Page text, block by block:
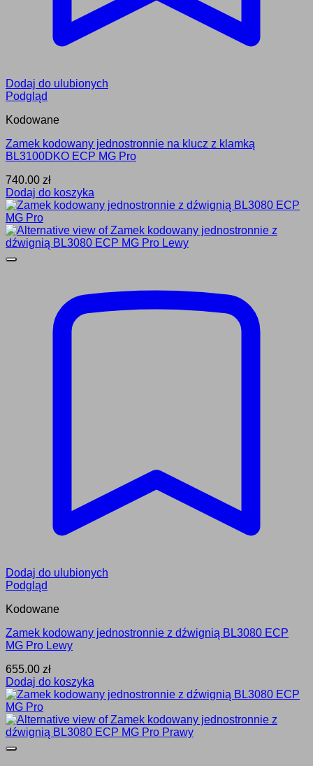
Dodaj do ulubionych
Podgląd
Kodowane
Zamek kodowany jednostronnie na klucz z klamką
BL3100DKO ECP MG Pro
740.00 zł
Dodaj do koszyka
Dodaj do ulubionych
Podgląd
Kodowane
Zamek kodowany jednostronnie z dźwignią BL3080 ECP
MG Pro Lewy
655.00 zł
Dodaj do koszyka